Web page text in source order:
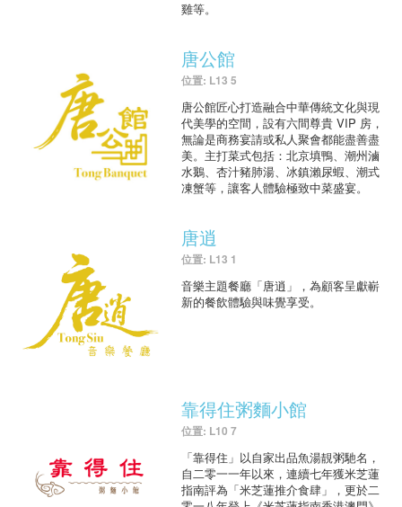
雞等。
唐公館
位置: L13 5
唐公館匠心打造融合中華傳統文化與現
代美學的空間，設有六間尊貴 VIP 房，
無論是商務宴請或私人聚會都能盡善盡
美。主打菜式包括：北京填鴨、潮州滷
水鵝、杏汁豬肺湯、冰鎮瀨尿蝦、潮式
凍蟹等，讓客人體驗極致中菜盛宴。
唐逍
位置: L13 1
音樂主題餐廳「唐逍」，為顧客呈獻嶄
新的餐飲體驗與味覺享受。
靠得住粥麵小館
位置: L10 7
「靠得住」以自家出品魚湯靚粥馳名，
自二零一一年以來，連續七年獲米芝蓮
指南評為「米芝蓮推介食肆」，更於二